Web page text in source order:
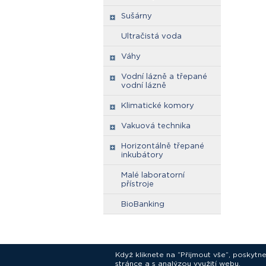
Sušárny
Ultračistá voda
Váhy
Vodní lázně a třepané
vodní lázně
Klimatické komory
Vakuová technika
Horizontálně třepané
inkubátory
Malé laboratorní
přístroje
BioBanking
Když kliknete na “Přijmout vše”,
stránce a s analýzou využití webu.